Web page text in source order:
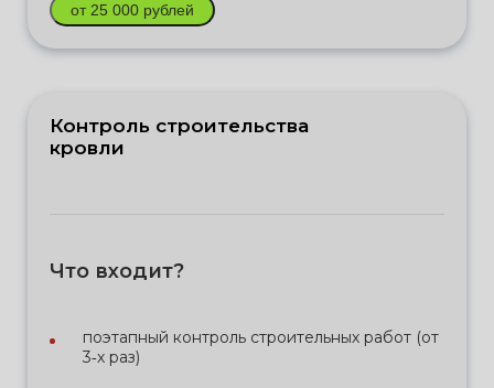
от 25 000 рублей
Контроль строительства
кровли
Что входит?
поэтапный контроль строительных работ (от
3‑х раз)